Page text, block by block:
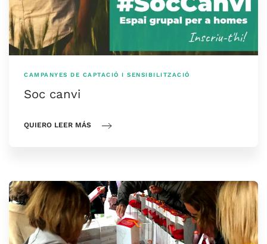
CAMPANYES DE CAPTACIÓ I SENSIBILITZACIÓ
Soc canvi
QUIERO LEER MÁS